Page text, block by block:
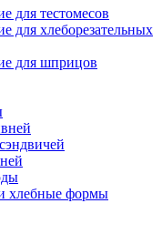
для тестомесов
для хлеборезательных
для шприцов
хлебные формы